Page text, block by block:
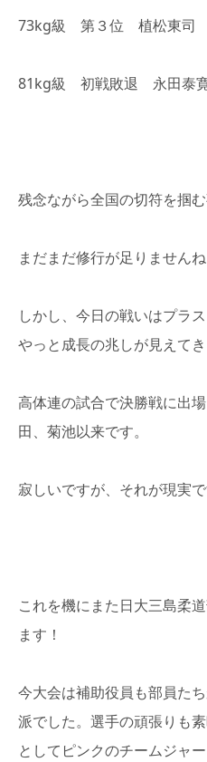
73kg級 第３位 植松東司
81kg級 初戦敗退 永田泰
残念ながら全国の切符を掴
まだまだ修行が足りませんね
しかし、今日の戦いはプラ
やっと成長の兆しが見えてき
高体連の試合で決勝戦に出
田、菊池以来です。
寂しいですが、それが現実で
これを機にまた日大三島柔
ます！
今大会は補助役員も部員た
派でした。選手の頑張りも
としてピンクのチームジャ